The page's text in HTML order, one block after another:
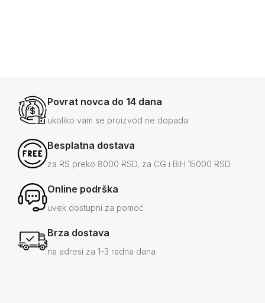
Povrat novca do 14 dana
ukoliko vam se proizvod ne dopada
Besplatna dostava
za RS preko 8000 RSD, za CG i BiH 15000 RSD
Online podrška
uvek dostupni za pomoć
Brza dostava
na adresi za 1-3 radna dana